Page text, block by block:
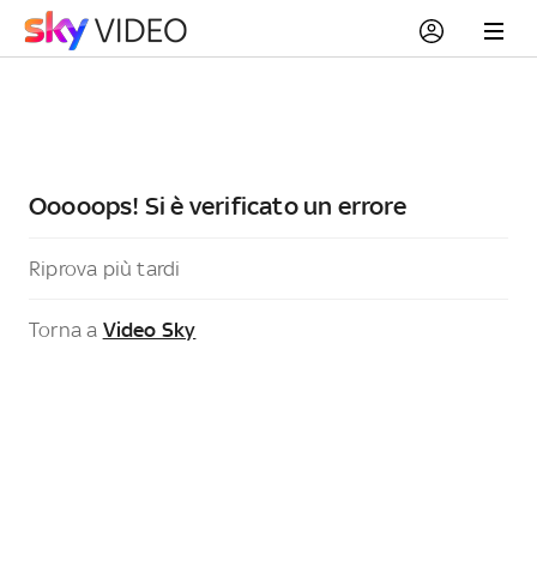
Ooooops! Si è verificato un errore
Riprova più tardi
Torna a Video Sky